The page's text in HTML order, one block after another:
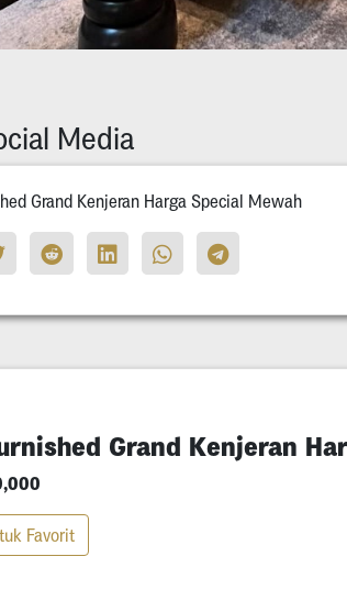
Media
Grand Kenjeran Harga Special Mewah
Grand Kenjeran
Favorit